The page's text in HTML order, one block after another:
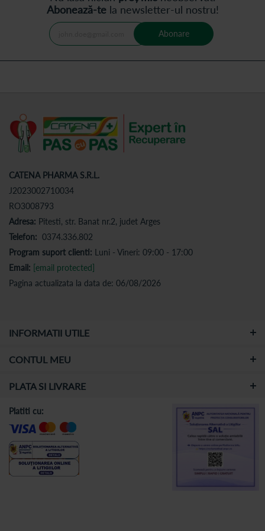
Abonează-tela newsletter-ul nostru!
Abonare
CATENA PHARMA S.R.L.
J2023002710034
RO3008793
Adresa: Pitesti, str. Banat nr.2, judet Arges
Telefon: 0374.336.802
Program suport clienti: Luni - Vineri: 09:00 - 17:00
Email: [email protected]
Pagina actualizata la data de: 06/08/2026
INFORMATII UTILE
CONTUL MEU
PLATA SI LIVRARE
Platiti cu: